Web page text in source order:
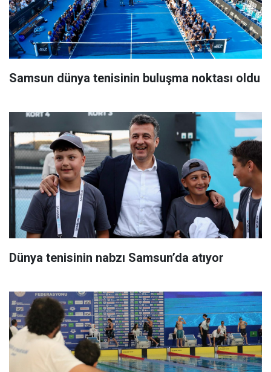
Samsun dünya tenisinin buluşma noktası oldu
Dünya tenisinin nabzı Samsun’da atıyor